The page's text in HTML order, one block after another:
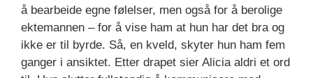
å bearbeide egne følelser, men også for å berolige
ektemannen – for å vise ham at hun har det bra og
ikke er til byrde. Så, en kveld, skyter hun ham fem
ganger i ansiktet. Etter drapet sier Alicia aldri et ord